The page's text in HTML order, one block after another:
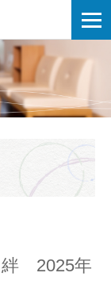
院 | 統合失調症の家
絆 2025年